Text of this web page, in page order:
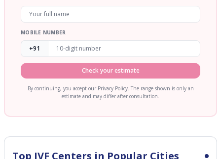
MOBILE NUMBER
+91
Check your estimate
By continuing, you accept our Privacy Policy. The range shown is only an
estimate and may differ after consultation.
Top IVF Centers in Popular Cities